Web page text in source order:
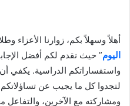
أهلاً وسهلاً بكم، زوارنا الأعزاء
اليوم” حيث نقدم لكم أفضل
واستفساراتكم الدراسية. يكفي
لتجدوا كل ما يجيب عن
ومشاركته مع الآخرين، والتفاعل